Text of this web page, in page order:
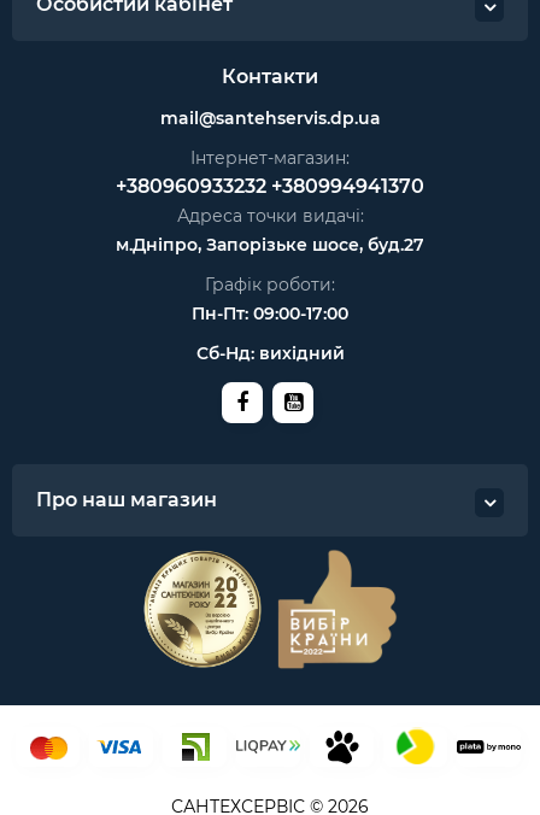
Особистий кабінет
Контакти
mail@santehservis.dp.ua
Інтернет-магазин:
+380960933232 +380994941370
Адреса точки видачі:
м.Дніпро, Запорізьке шосе, буд.27
Графік роботи:
Пн-Пт: 09:00-17:00
Сб-Нд: вихідний
Про наш магазин
САНТЕХСЕРВІС © 2026